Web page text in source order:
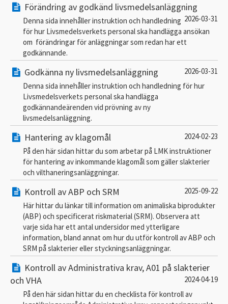
Förändring av godkänd livsmedelsanläggning
2026-03-31
Denna sida innehåller instruktion och handledning
för hur Livsmedelsverkets personal ska handlägga ansökan
om förändringar för anläggningar som redan har ett
godkännande.
Godkänna ny livsmedelsanläggning
2026-03-31
Denna sida innehåller instruktion och handledning för hur
Livsmedelsverkets personal ska handlägga
godkännandeärenden vid prövning av ny
livsmedelsanläggning.
Hantering av klagomål
2024-02-23
På den här sidan hittar du som arbetar på LMK instruktioner
för hantering av inkommande klagomål som gäller slakterier
och vilthaneringsanläggningar.
Kontroll av ABP och SRM
2025-09-22
Här hittar du länkar till information om animaliska biprodukter
(ABP) och specificerat riskmaterial (SRM). Observera att
varje sida har ett antal undersidor med ytterligare
information, bland annat om hur du utför kontroll av ABP och
SRM på slakterier eller styckningsanläggningar.
Kontroll av Administrativa krav, A01 på slakterier
och VHA
2024-04-19
På den här sidan hittar du en checklista för kontroll av